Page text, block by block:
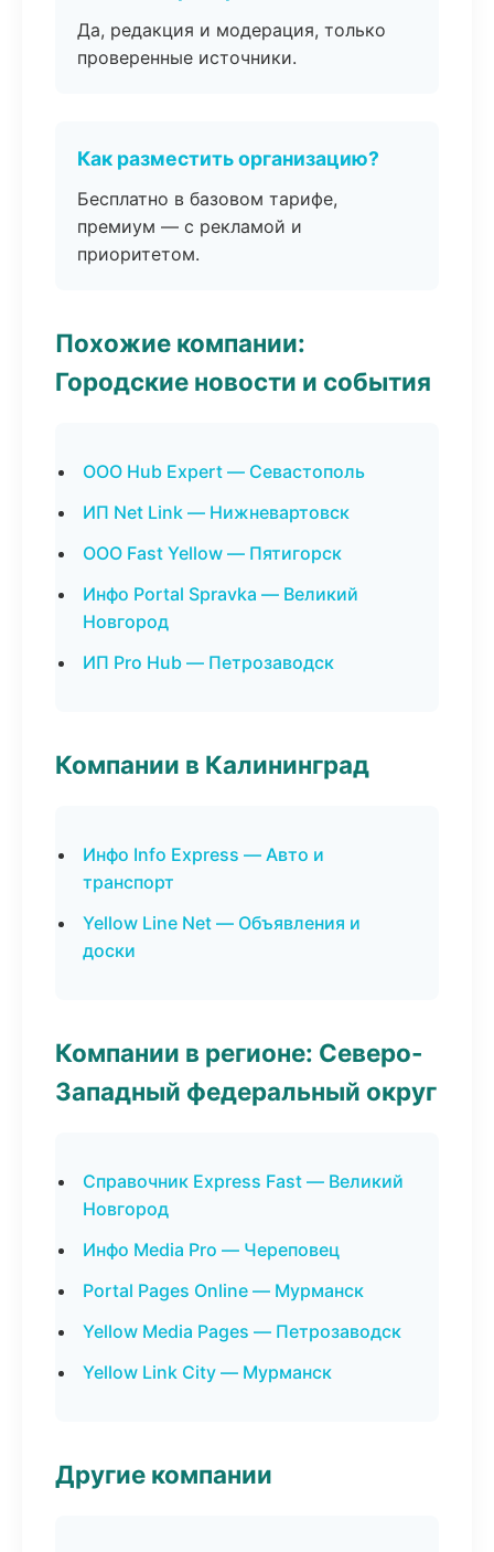
Да, редакция и модерация, только
проверенные источники.
Как разместить организацию?
Бесплатно в базовом тарифе,
премиум — с рекламой и
приоритетом.
Похожие компании:
Городские новости и события
ООО Hub Expert — Севастополь
ИП Net Link — Нижневартовск
ООО Fast Yellow — Пятигорск
Инфо Portal Spravka — Великий
Новгород
ИП Pro Hub — Петрозаводск
Компании в Калининград
Инфо Info Express — Авто и
транспорт
Yellow Line Net — Объявления и
доски
Компании в регионе: Северо-
Западный федеральный округ
Справочник Express Fast — Великий
Новгород
Инфо Media Pro — Череповец
Portal Pages Online — Мурманск
Yellow Media Pages — Петрозаводск
Yellow Link City — Мурманск
Другие компании